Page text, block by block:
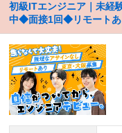
初級ITエンジニア｜未
中◆面接1回◆リモート